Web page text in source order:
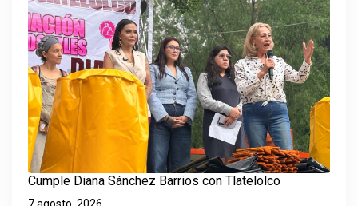
Cumple Diana Sánchez Barrios con Tlatelolco